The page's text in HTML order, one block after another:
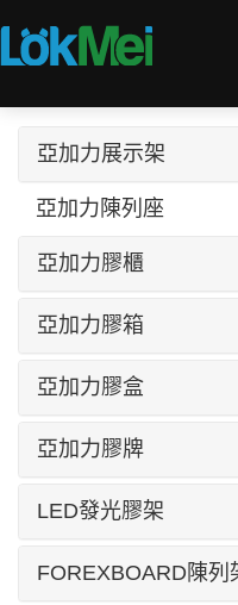
亞加力展示架
亞加力陳列座
亞加力膠櫃
亞加力膠箱
亞加力膠盒
亞加力膠牌
LED發光膠架
FOREXBOARD陳列